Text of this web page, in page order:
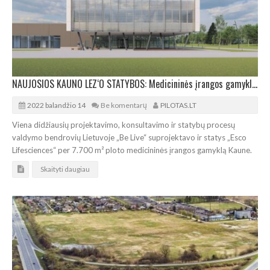
NAUJOSIOS KAUNO LEZ‘O STATYBOS: Medicininės įrangos gamykla „Esco Lifesciences“
2022 balandžio 14 Be komentarų PILOTAS.LT
Viena didžiausių projektavimo, konsultavimo ir statybų procesų
valdymo bendrovių Lietuvoje „Be Live“ suprojektavo ir statys „Esco
Lifesciences“ per 7.700 m² ploto medicininės įrangos gamyklą Kaune.
Skaityti daugiau